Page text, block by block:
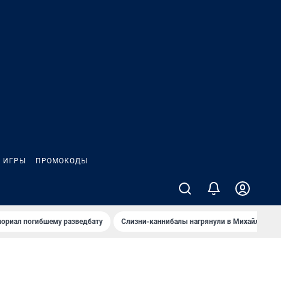
ИГРЫ ПРОМОКОДЫ
погибшему разведбату Слизни-каннибалы нагрянули в Михайлов